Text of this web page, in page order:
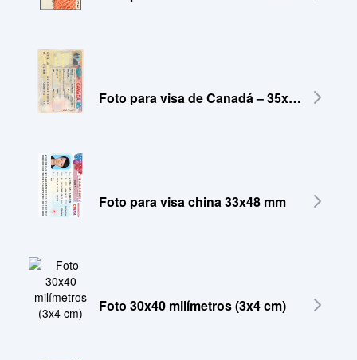
Foto para visa de Canadá – 35x45 mm
Foto para visa china 33x48 mm
Foto 30x40 milímetros (3x4 cm)